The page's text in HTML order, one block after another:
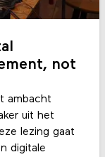
not
ambacht
uit het
lezing gaat